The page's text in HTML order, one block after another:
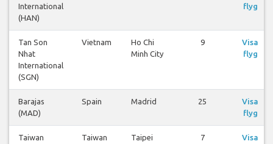
International
(HAN)
flyg
Tan Son
Nhat
International
(SGN)
Vietnam
Ho Chi
Minh City
9
Visa
flyg
Barajas
(MAD)
Spain Madrid 25
Visa
flyg
Taiwan
Taiwan
Taipei
7
Visa